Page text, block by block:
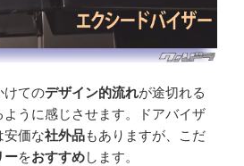
けてのデザイン的流れが途切れる
ように感じさせます。ドアバイザ
安価な社外品もありますが、こだ
ーをおすすめします。